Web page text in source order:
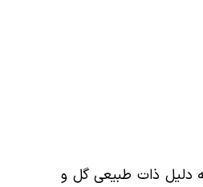
دلیل ذات طبیعی گل و